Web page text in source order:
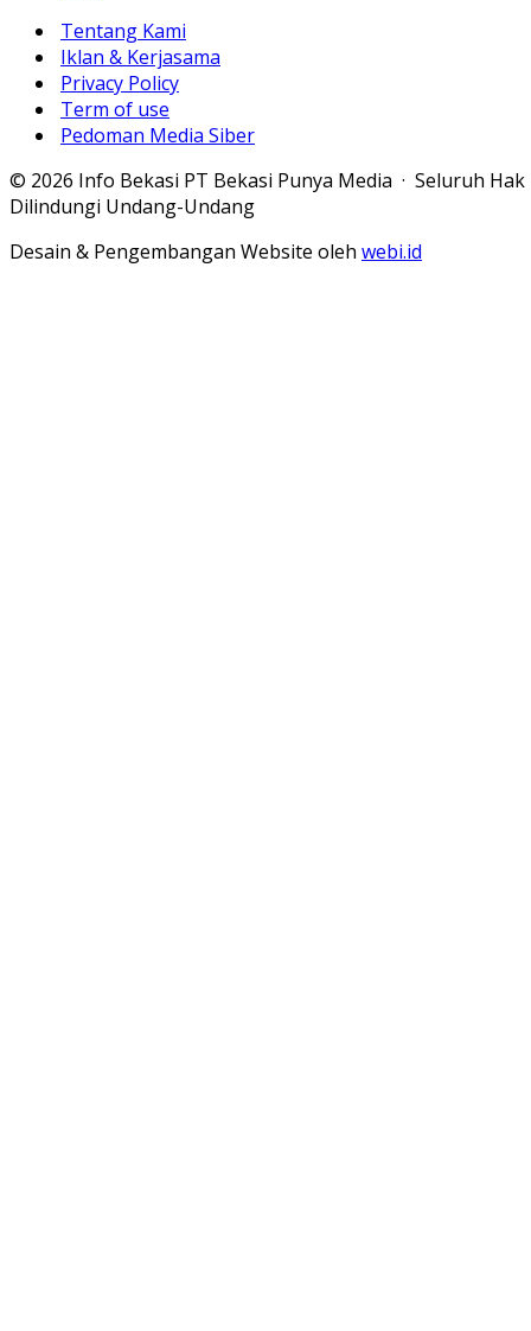
Tentang Kami
Iklan & Kerjasama
Privacy Policy
Term of use
Pedoman Media Siber
© 2026 Info Bekasi PT Bekasi Punya Media · Seluruh Hak
Dilindungi Undang-Undang
Desain & Pengembangan Website oleh webi.id